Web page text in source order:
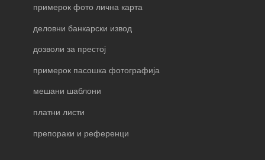
примерок фото лична карта
деловни банкарски извод
дозволи за престој
примерок пасошка фотографија
мешани шаблони
платни листи
препораки и референци